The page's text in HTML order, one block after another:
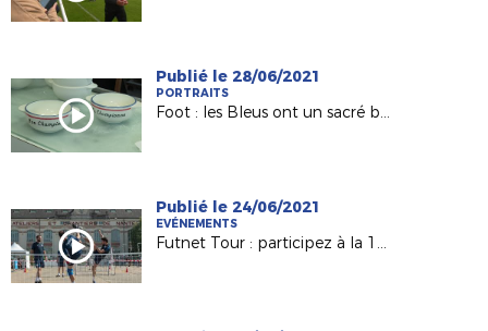
Publié le 28/06/2021
PORTRAITS
Foot : les Bleus ont un sacré bol... vendéen (France 3 PDL)
Publié le 24/06/2021
EVÉNEMENTS
Futnet Tour : participez à la 1ère édition de notre tournée !